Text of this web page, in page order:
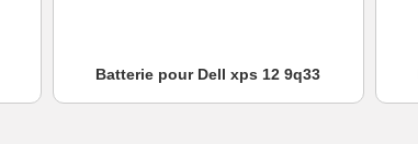
Batterie pour Dell xps 12 9q33